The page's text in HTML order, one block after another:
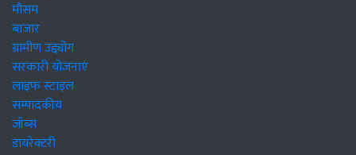
मौसम
बाजार
ग्रामीण उद्द्योग
सरकारी योजनाएं
लाइफ स्टाइल
सम्पादकीय
जॉब्स
डायरेक्टरी